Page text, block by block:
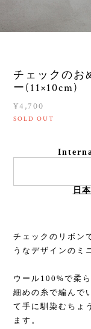
チェックのお
ー(11×10cm)
¥4,700
SOLD OUT
日
チェックのリボン
うなデザインのミ
ウール100%で柔
細めの糸で編んで
て手に馴染むちょ
ます。